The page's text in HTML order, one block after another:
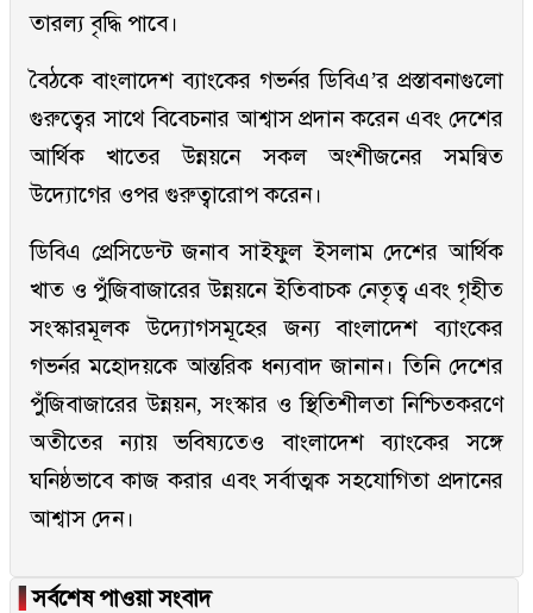
তারল্য বৃদ্ধি পাবে।
বৈঠকে বাংলাদেশ ব্যাংকের গভর্নর ডিবিএ’র প্রস্তাবনাগুলো
গুরুত্বের সাথে বিবেচনার আশ্বাস প্রদান করেন এবং দেশের
আর্থিক খাতের উন্নয়নে সকল অংশীজনের সমন্বিত
উদ্যোগের ওপর গুরুত্বারোপ করেন।
ডিবিএ প্রেসিডেন্ট জনাব সাইফুল ইসলাম দেশের আর্থিক
খাত ও পুঁজিবাজারের উন্নয়নে ইতিবাচক নেতৃত্ব এবং গৃহীত
সংস্কারমূলক উদ্যোগসমূহের জন্য বাংলাদেশ ব্যাংকের
গভর্নর মহোদয়কে আন্তরিক ধন্যবাদ জানান। তিনি দেশের
পুঁজিবাজারের উন্নয়ন, সংস্কার ও স্থিতিশীলতা নিশ্চিতকরণে
অতীতের ন্যায় ভবিষ্যতেও বাংলাদেশ ব্যাংকের সঙ্গে
ঘনিষ্ঠভাবে কাজ করার এবং সর্বাত্মক সহযোগিতা প্রদানের
আশ্বাস দেন।
▐সর্বশেষ পাওয়া সংবাদ